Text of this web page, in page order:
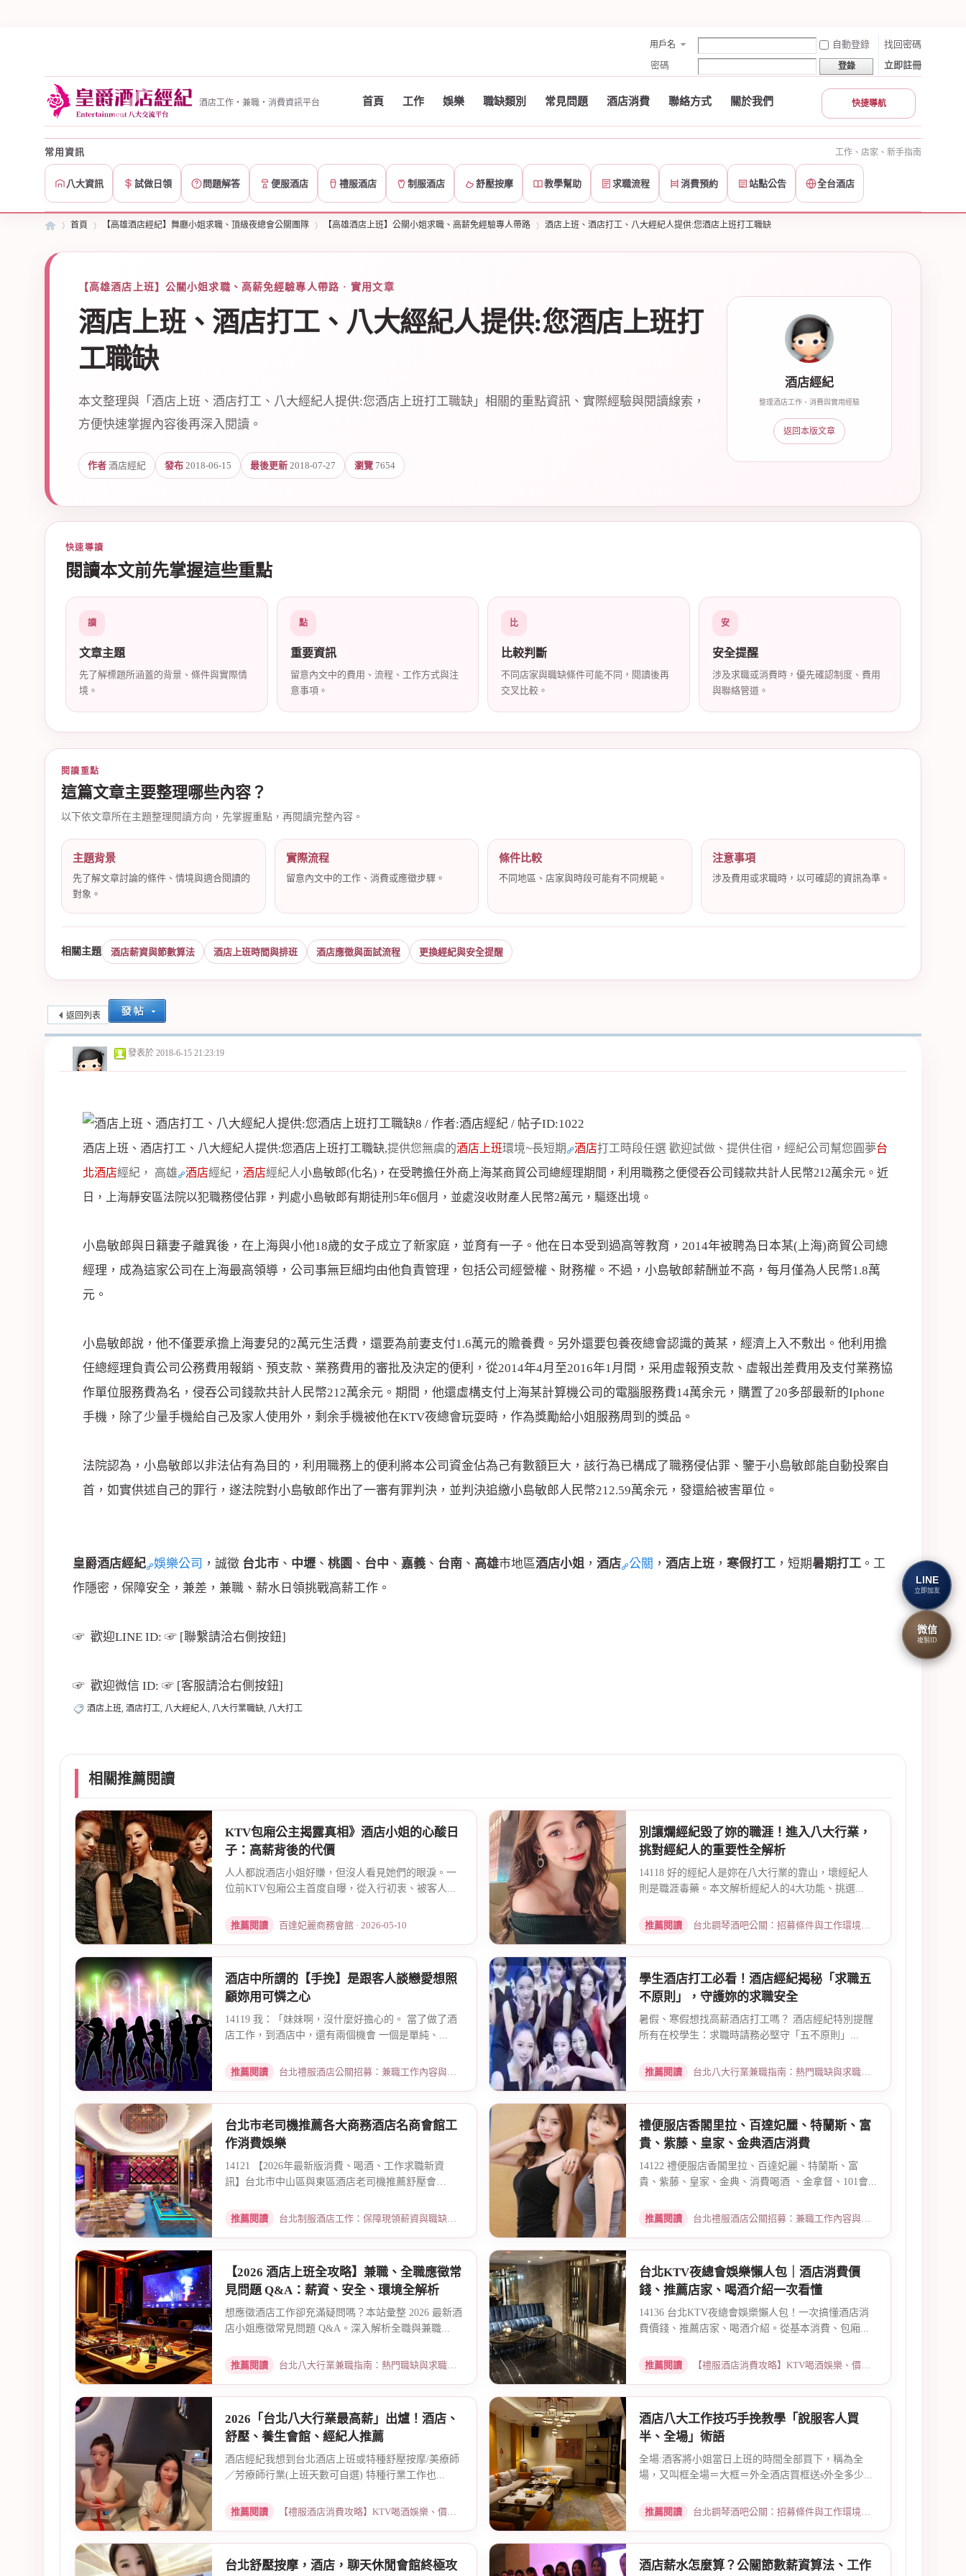
用戶名 自動登錄
找回密碼
密碼
登錄 立即註冊
酒店工作・兼職・消費資訊平台 首頁 工作 娛樂 職缺類別 常見問題 酒店消費 聯絡方式 關於我們 快捷導航
常用資訊 工作、店家、新手指南
八大資訊 試做日領 問題解答 便服酒店 禮服酒店 制服酒店 舒壓按摩 教學幫助 求職流程 消費預約 站點公告 全台酒店
店
紀
首頁
›
【高雄酒店經紀】舞廳小姐求職、頂級夜總會公關團隊
›
【高雄酒店上班】公關小姐求職、高薪免經驗專人帶路 酒店上班、酒店打工、八大經紀人提供:您酒店上班打工職缺
【高雄酒店上班】公關小姐求職、高薪免經驗專人帶路 · 實用文章
酒店上班、酒店打工、八大經紀人提供:您酒店上班打
工職缺
本文整理與「酒店上班、酒店打工、八大經紀人提供:您酒店上班打工職缺」相關的重點資訊、實際經驗與閱讀線索，
方便快速掌握內容後再深入閱讀。
作者 酒店經紀 發布 2018-06-15 最後更新 2018-07-27 瀏覽 7654
酒店經紀
整理酒店工作、消費與實用經驗
返回本版文章
快速導讀
閱讀本文前先掌握這些重點
讀
文章主題
先了解標題所涵蓋的背景、條件與實際情
境。
點
重要資訊
留意內文中的費用、流程、工作方式與注
意事項。
比
比較判斷
不同店家與職缺條件可能不同，閱讀後再
交叉比較。
安
安全提醒
涉及求職或消費時，優先確認制度、費用
與聯絡管道。
閱讀重點
這篇文章主要整理哪些內容？
以下依文章所在主題整理閱讀方向，先掌握重點，再閱讀完整內容。
主題背景
先了解文章討論的條件、情境與適合閱讀的
對象。
實際流程
留意內文中的工作、消費或應徵步驟。
條件比較
不同地區、店家與時段可能有不同規範。
注意事項
涉及費用或求職時，以可確認的資訊為準。
相關主題 酒店薪資與節數算法 酒店上班時間與排班 酒店應徵與面試流程 更換經紀與安全提醒
返回列表
發表於 2018-6-15 21:23:19
酒店上班、酒店打工、八大經紀人提供:您酒店上班打工職缺,提供您無虞的酒店上班環境~長短期 酒店打工時段任選 歡迎試做、提供住宿，經紀公司幫您圓夢台
北酒店經紀， 高雄 酒店經紀 ， 酒店經紀人小島敏郎(化名)，在受聘擔任外商上海某商貿公司總經理期間，利用職務之便侵吞公司錢款共計人民幣212萬余元。近
日，上海靜安區法院以犯職務侵佔罪，判處小島敏郎有期徒刑5年6個月，並處沒收財產人民幣2萬元，驅逐出境。
小島敏郎與日籍妻子離異後，在上海與小他18歲的女子成立了新家庭，並育有一子。他在日本受到過高等教育，2014年被聘為日本某(上海)商貿公司總
經理，成為這家公司在上海最高領導，公司事無巨細均由他負責管理，包括公司經營權、財務權。不過，小島敏郎薪酬並不高，每月僅為人民幣1.8萬
元。
小島敏郎說，他不僅要承擔上海妻兒的2萬元生活費，還要為前妻支付1.6萬元的贍養費。另外還要包養夜總會認識的黃某，經濟上入不敷出。他利用擔
任總經理負責公司公務費用報銷、預支款、業務費用的審批及決定的便利，從2014年4月至2016年1月間，采用虛報預支款、虛報出差費用及支付業務協
作單位服務費為名，侵吞公司錢款共計人民幣212萬余元。期間，他還虛構支付上海某計算機公司的電腦服務費14萬余元，購置了20多部最新的Iphone
手機，除了少量手機給自己及家人使用外，剩余手機被他在KTV夜總會玩耍時，作為獎勵給小姐服務周到的獎品。
法院認為，小島敏郎以非法佔有為目的，利用職務上的便利將本公司資金佔為己有數額巨大，該行為已構成了職務侵佔罪、鑒于小島敏郎能自動投案自
首，如實供述自己的罪行，遂法院對小島敏郎作出了一審有罪判決，並判決追繳小島敏郎人民幣212.59萬余元，發還給被害單位。
皇爵酒店經紀 娛樂公司 ，誠徵 台北市 、 中壢 、 桃園 、 台中 、 嘉義 、 台南 、 高雄市地區酒店小姐 ， 酒店 公關 ， 酒店上班 ， 寒假打工 ，短期暑期打工 。工
作隱密，保障安全，兼差，兼職、薪水日領挑戰高薪工作。
☞ 歡迎LINE ID: ☞ [聯繫請洽右側按鈕]
☞ 歡迎微信 ID: ☞ [客服請洽右側按鈕]
酒店上班, 酒店打工, 八大經紀人, 八大行業職缺, 八大打工
相關推薦閱讀
KTV包廂公主揭露真相》酒店小姐的心酸日
子：高薪背後的代價
人人都說酒店小姐好賺，但沒人看見她們的眼淚。一
位前KTV包廂公主首度自曝，從入行初衷、被客人...
推薦閱讀 百達妃麗商務會館 · 2026-05-10
別讓爛經紀毀了妳的職涯！進入八大行業，
挑對經紀人的重要性全解析
14118 好的經紀人是妳在八大行業的靠山，壞經紀人
則是職涯毒藥。本文解析經紀人的4大功能、挑選...
推薦閱讀 台北鋼琴酒吧公關：招募條件與工作環境介紹 · 2026-05-09
酒店中所謂的【手挽】是跟客人談戀愛想照
顧妳用可憐之心
14119 我：「妹妹啊，沒什麼好擔心的。 當了做了酒
店工作，到酒店中，還有兩個機會 一個是單純、...
推薦閱讀 台北禮服酒店公關招募：兼職工作內容與薪資規範 · 2026-01-08
學生酒店打工必看！酒店經紀揭秘「求職五
不原則」，守護妳的求職安全
暑假、寒假想找高薪酒店打工嗎？ 酒店經紀特別提醒
所有在校學生：求職時請務必堅守「五不原則」...
推薦閱讀 台北八大行業兼職指南：熱門職缺與求職須知 · 2026-03-09
台北市老司機推薦各大商務酒店名商會館工
作消費娛樂
14121 【2026年最新版消費、喝酒、工作求職新資
訊】台北市中山區與東區酒店老司機推薦舒壓會
推薦閱讀
台北制服酒店工作：保障現領薪資與職缺總覽 · 2026-04-01
禮便服店香閣里拉、百達妃麗、特蘭斯、富
貴、紫藤、皇家、金典酒店消費
14122 禮便服店香閣里拉、百達妃麗、特蘭斯、富
貴、紫藤、皇家、金典、消費喝酒 、金拿督、101會...
推薦閱讀 台北禮服酒店公關招募：兼職工作內容與薪資規範 · 2026-06-04
【2026 酒店上班全攻略】兼職、全職應徵常
見問題 Q&A：薪資、安全、環境全解析
想應徵酒店工作卻充滿疑問嗎？本站彙整 2026 最新酒
店小姐應徵常見問題 Q&A。深入解析全職與兼職...
推薦閱讀 台北八大行業兼職指南：熱門職缺與求職須知 · 2026-03-09
台北KTV夜總會娛樂懶人包｜酒店消費價
錢、推薦店家、喝酒介紹一次看懂
14136 台北KTV夜總會娛樂懶人包！一次搞懂酒店消
費價錢、推薦店家、喝酒介紹。從基本消費、包廂...
推薦閱讀 【禮服酒店消費攻略】KTV喝酒娛樂、價格試算 · 2026-03-16
2026「台北八大行業最高薪」出爐！酒店、
舒壓、養生會館、經紀人推薦
酒店經紀我想到台北酒店上班或特種舒壓按摩/美療師
／芳療師行業(上班天數可自選) 特種行業工作也...
推薦閱讀 【禮服酒店消費攻略】KTV喝酒娛樂、價格試算 · 2026-01-15
酒店八大工作技巧手挽教學「說服客人買
半、全場」術語
全場:酒客將小姐當日上班的時間全部買下，稱為全
場，又叫框全場＝大框＝外全酒店買框送s外全多少...
推薦閱讀 台北鋼琴酒吧公關：招募條件與工作環境介紹 · 2026-03-26
台北舒壓按摩，酒店，聊天休閒會館終極攻 酒店薪水怎麼算？公關節數薪資算法、工作
LINE
立即加友
微信
複製ID